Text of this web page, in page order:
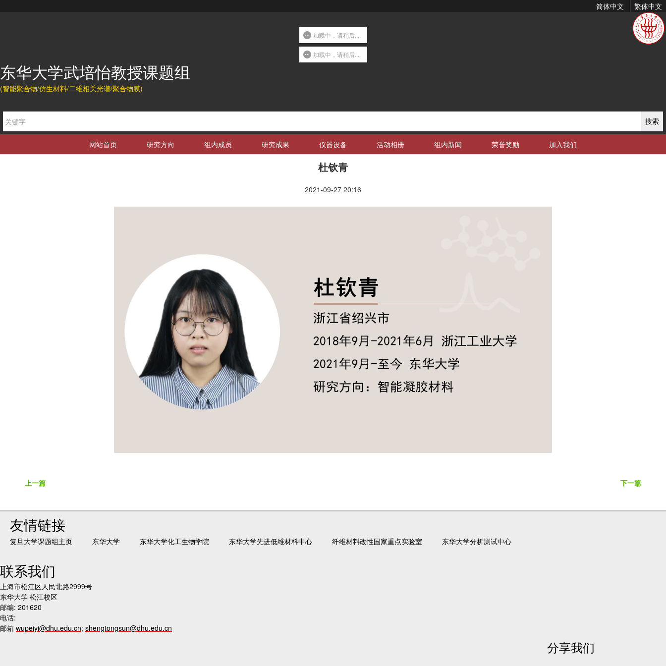
简体中文 繁体中文
东华大学武培怡教授课题组
(智能聚合物/仿生材料/二维相关光谱/聚合物膜)
搜索
网站首页 研究方向 组内成员 研究成果 仪器设备 活动相册 组内新闻 荣誉奖励 加入我们
杜钦青
2021-09-27 20:16
上一篇 下一篇
友情链接
复旦大学课题组主页 东华大学 东华大学化工生物学院 东华大学先进低维材料中心 纤维材料改性国家重点实验室 东华大学分析测试中心
联系我们
上海市松江区人民北路2999号
东华大学 松江校区
邮编: 201620
电话:
邮箱 wupeiyi@dhu.edu.cn; shengtongsun@dhu.edu.cn
分享我们
加载中，请稍后...
加载中，请稍后...